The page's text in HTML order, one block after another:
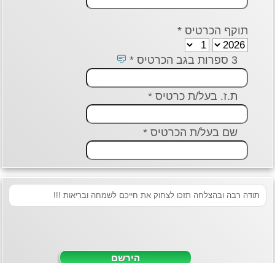
תוקף הכרטיס *
3 ספרות בגב הכרטיס *
ת.ז. בעל/ת כרטיס *
שם בעל/ת הכרטיס *
תודה רבה ובהצלחה תזכו לצחוק את חייכם לשמחה ובריאות !!!